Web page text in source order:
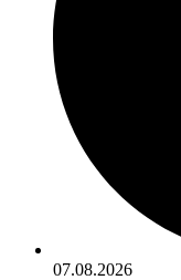
07.08.2026